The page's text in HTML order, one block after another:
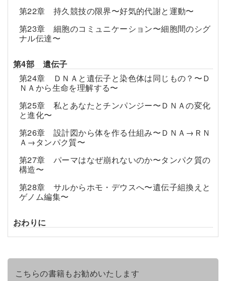
第22章 持久競技の限界〜好気的代謝と運動〜
第23章 細胞のコミュニケーション〜細胞間のシグ
ナル伝達〜
第4部 遺伝子
第24章 ＤＮＡと遺伝子と染色体は同じもの？〜Ｄ
ＮＡから生命を理解する〜
第25章 私とあなたとチンパンジー〜ＤＮＡの変化
と進化〜
第26章 設計図から体を作る仕組み〜ＤＮＡ→ＲＮ
Ａ→タンパク質〜
第27章 パーマはなぜ崩れないのか〜タンパク質の
構造〜
第28章 サルからホモ・デウスへ〜遺伝子組換えと
ゲノム編集〜
おわりに
こちらの書籍もお勧めいたします